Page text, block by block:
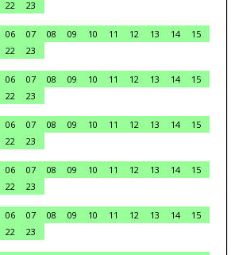
22
23
06 07 08 09 10 11 12 13 14
15
22
23
06 07 08 09 10 11 12 13 14
15
22
23
06 07 08 09 10 11 12 13 14
15
22
23
06 07 08 09 10 11 12 13 14
15
22
23
06 07 08 09 10 11 12 13 14
15
22
23